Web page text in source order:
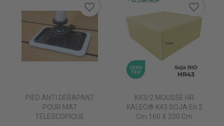
PIED ANTI DERAPANT
POUR MAT
TELESCOPIQUE
favorite_border
K43/2 MOUSSE HR
KALEO® K43 SOJA En 2
Cm 160 X 200 Cm
favorite_border